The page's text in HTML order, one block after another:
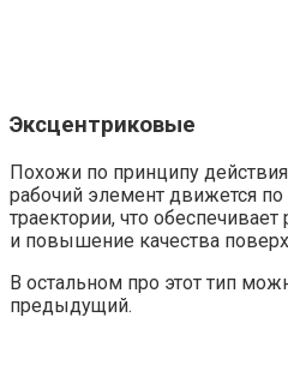
Эксцентриковые
Похожи по принципу
рабочий элемент движется
траектории, что
и повышение качества
В остальном про этот тип
предыдущий.